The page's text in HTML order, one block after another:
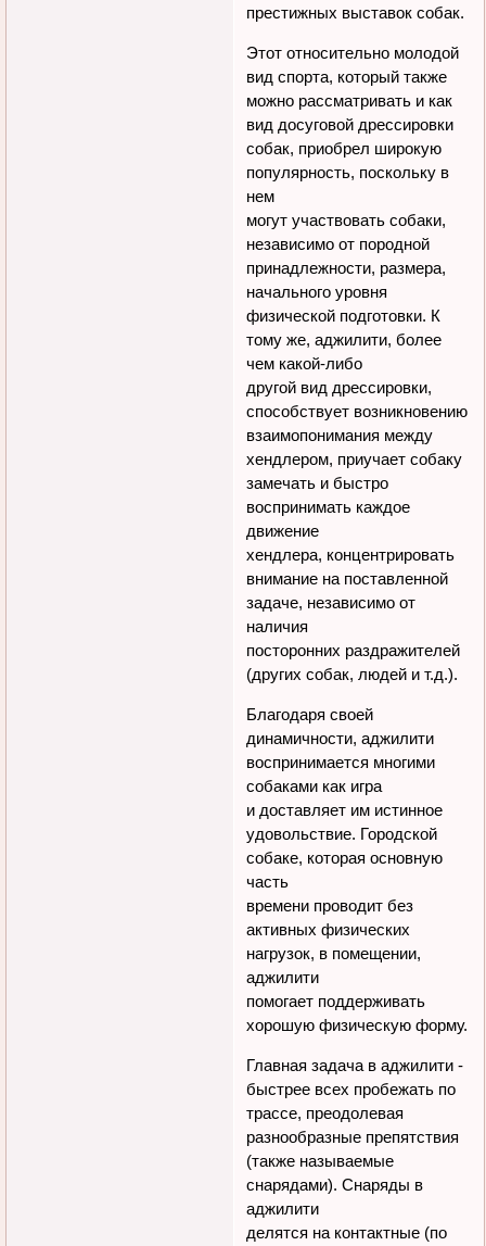
престижных выставок собак.
Этот относительно молодой
вид спорта, который также
можно рассматривать и как
вид досуговой дрессировки
собак, приобрел широкую
популярность, поскольку в
нем
могут участвовать собаки,
независимо от породной
принадлежности, размера,
начального уровня
физической подготовки. К
тому же, аджилити, более
чем какой-либо
другой вид дрессировки,
способствует возникновению
взаимопонимания между
хендлером, приучает собаку
замечать и быстро
воспринимать каждое
движение
хендлера, концентрировать
внимание на поставленной
задаче, независимо от
наличия
посторонних раздражителей
(других собак, людей и т.д.).
Благодаря своей
динамичности, аджилити
воспринимается многими
собаками как игра
и доставляет им истинное
удовольствие. Городской
собаке, которая основную
часть
времени проводит без
активных физических
нагрузок, в помещении,
аджилити
помогает поддерживать
хорошую физическую форму.
Главная задача в аджилити -
быстрее всех пробежать по
трассе, преодолевая
разнообразные препятствия
(также называемые
снарядами). Снаряды в
аджилити
делятся на контактные (по